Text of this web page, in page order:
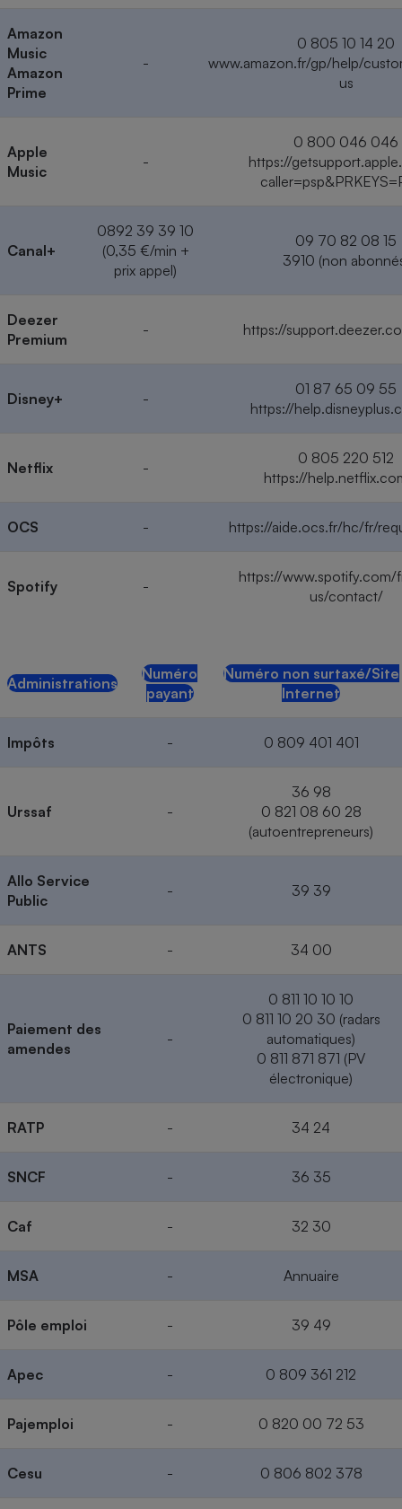
Amazon
Music
Amazon
Prime
-
0 805 10 14 20
www.amazon.fr/gp/help/
us
Apple
Music
-
0 800 046 046
https://
Canal+
0892 39 39 10
(0,35 €/min +
prix appel)
09 70 82 08 15
3910 (non
Deezer
Premium
- https://
Disney+ -
01 87 65 09 55
https://
Netflix -
0 805 220 512
https://
OCS - https://aide.ocs.fr/hc/fr/
Spotify -
https://
us/contact/
Administrations
Numéro
payant
Numéro non surtaxé/Site
Internet
Impôts - 0 809 401 401
Urssaf -
36 98
0 821 08 60 28
(autoentrepreneurs)
Allo Service
Public
- 39 39
ANTS - 34 00
Paiement des
amendes
-
0 811 10 10 10
0 811 10 20 30 (radars
automatiques)
0 811 871 871 (PV
électronique)
RATP - 34 24
SNCF - 36 35
Caf - 32 30
MSA - Annuaire
Pôle emploi - 39 49
Apec - 0 809 361 212
Pajemploi - 0 820 00 72 53
Cesu - 0 806 802 378